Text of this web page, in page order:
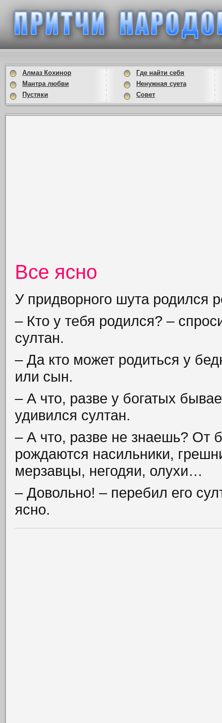
Алмаз Кохинор
Где найти себя
Мантра любви
Ненужная суета
Пустяки
Совет
Все ясно
У придворного шута родился
– Кто у тебя родился? –
султан.
– Да кто может родиться у
или сын.
– А что, разве у богатых
удивился султан.
– А что, разве не знаешь? От
рождаются насильники,
мерзавцы, негодяи, олухи…
– Довольно! – перебил его
ясно.